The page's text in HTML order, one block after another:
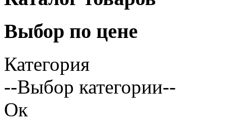
Выбор по цене
Категория
--Выбор категории--
Ок